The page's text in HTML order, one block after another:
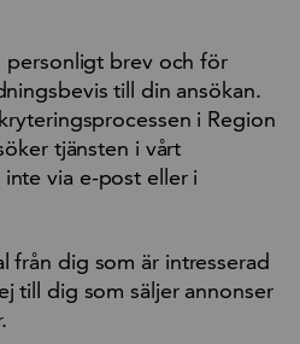
personligt brev och för
till din ansökan.
i Region
tjänsten i vårt
via e-post eller i
från dig som är intresserad
till dig som säljer annonser